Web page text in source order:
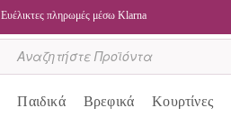
Ευέλικτες πληρωμές μέσω Klarna
Παιδικά Βρεφικά Κουρτίνες